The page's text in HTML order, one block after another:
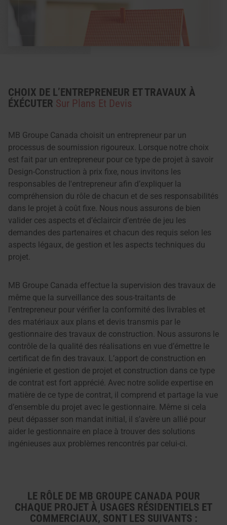
CHOIX DE L’ENTREPRENEUR ET TRAVAUX À
ÉXÉCUTER Sur Plans Et Devis
MB Groupe Canada choisit un entrepreneur par un
processus de soumission rigoureux. Lorsque notre choix
est fait par un entrepreneur pour ce type de projet à savoir
Design-Construction à prix fixe, nous invitons les
responsables de l'entrepreneur afin d’expliquer la
compréhension du rôle de chacun et de ses responsabilités
dans le projet à coût fixe. Nous nous assurons de bien
valider ces aspects et d’éclaircir d’entrée de jeu les
demandes des partenaires et chacun des requis selon les
aspects légaux, de gestion et les aspects techniques du
projet.
MB Groupe Canada effectue la supervision des travaux de
même que la surveillance des sous-traitants de
l’entrepreneur pour vérifier la conformité des livrables et
des matériaux aux plans et devis transmis par le
gestionnaire des travaux de construction. Nous assurons le
contrôle de la qualité des réalisations en vue d’émettre le
certificat de fin des travaux. L’apport de construction en
ingénierie et gestion de projet et construction dans ce type
de contrat est fort apprécié. Avec notre solide expertise en
matière de ce type de contrat, il comprend et partage la vue
d’ensemble du projet avec le gestionnaire. Même si cela
peut dépasser son mandat initial, il s’avère un allié pour
aider le gestionnaire en place à trouver des solutions
ingénieuses aux problèmes rencontrés par celui-ci.
LE RÔLE DE MB GROUPE CANADA POUR
CHAQUE PROJET À USAGES RÉSIDENTIELS ET
COMMERCIAUX, SONT LES SUIVANTS :